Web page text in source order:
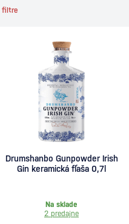
filtre
Drumshanbo Gunpowder Irish
Gin keramická fľaša 0,7l
Na sklade
2 predajne